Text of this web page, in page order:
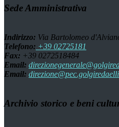
Sede Amministrativa
Indirizzo: Via Bartolomeo
Telefono: +39 02725181
Fax: +39 0272518484
Email:
Email:
Archivio storico e beni